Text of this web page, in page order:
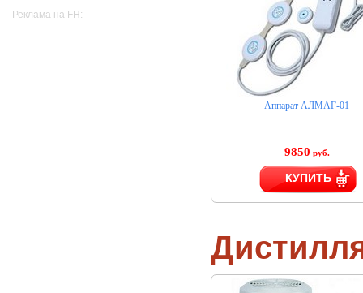
Реклама на FH:
Аппарат АЛМАГ-01
9850 руб.
КУПИТЬ